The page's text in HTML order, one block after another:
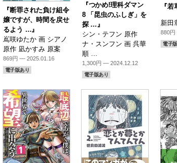
『断罪された負け組令
嬢ですが、時間を戻せ
るよう …』
嶌咲ゆたか 画 シアノ
原作 凪かすみ 原案
869円 — 2025.01.16
電子版あり
『つかめ!理科ダマン
8 「昆虫のふしぎ」を
探 …』
シン・テフン 原作
ナ・スンフン 画 呉華
順 …
1,300円 — 2024.12.12
電子版あり
『若
新田
880
電子